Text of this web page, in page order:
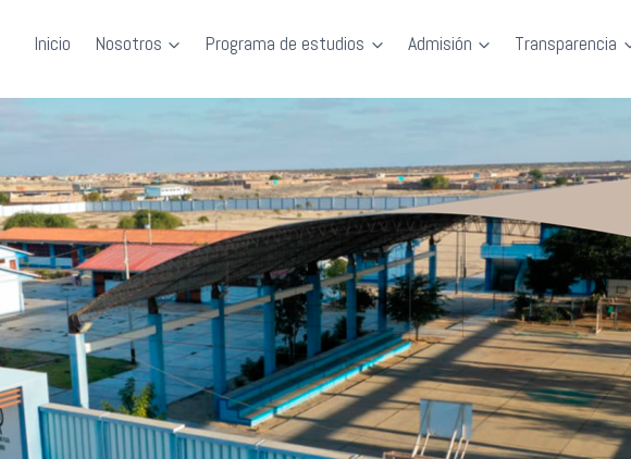
Inicio Nosotros Programa de estudios Admisión Transparencia